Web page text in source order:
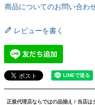
商品についてのお問い合わ
レビューを書く
正規代理店ならではの品揃え / 当店は